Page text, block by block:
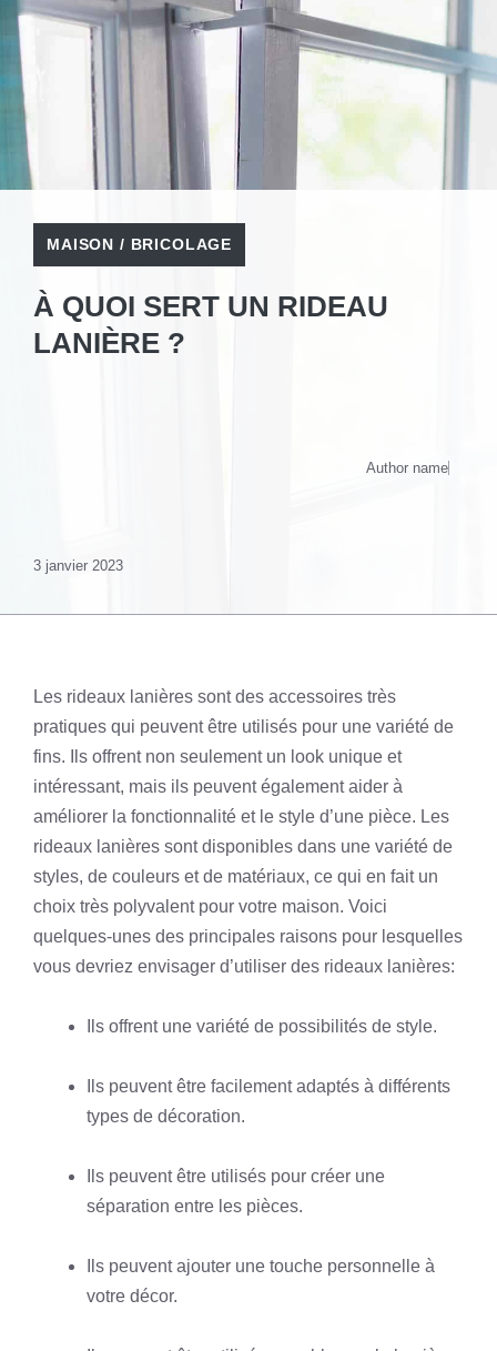
MAISON / BRICOLAGE
À QUOI SERT UN RIDEAU
LANIÈRE ?
Author name
3 janvier 2023
Les rideaux lanières sont des accessoires très
pratiques qui peuvent être utilisés pour une variété de
fins. Ils offrent non seulement un look unique et
intéressant, mais ils peuvent également aider à
améliorer la fonctionnalité et le style d’une pièce. Les
rideaux lanières sont disponibles dans une variété de
styles, de couleurs et de matériaux, ce qui en fait un
choix très polyvalent pour votre maison. Voici
quelques-unes des principales raisons pour lesquelles
vous devriez envisager d’utiliser des rideaux lanières:
Ils offrent une variété de possibilités de style.
Ils peuvent être facilement adaptés à différents
types de décoration.
Ils peuvent être utilisés pour créer une
séparation entre les pièces.
Ils peuvent ajouter une touche personnelle à
votre décor.